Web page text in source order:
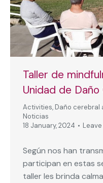
Taller de
Unidad de
Activities, Daño cerebral
Noticias
18 January, 2024
Según nos han
participan en estas
taller les brinda